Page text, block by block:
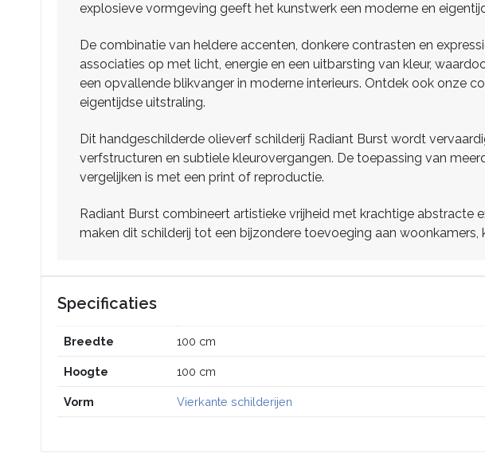
explosieve vormgeving geeft het kunstwerk een moderne en
De combinatie van heldere accenten, donkere contrasten en
associaties op met licht, energie en een uitbarsting van kleur,
een opvallende blikvanger in moderne interieurs. Ontdek ook onze
eigentijdse uitstraling.
Dit handgeschilderde olieverf schilderij Radiant Burst wordt
verfstructuren en subtiele kleurovergangen. De toepassing van
vergelijken is met een print of reproductie.
Radiant Burst combineert artistieke vrijheid met krachtige abstracte
maken dit schilderij tot een bijzondere toevoeging aan
Specificaties
Breedte 100 cm
Hoogte 100 cm
Vorm Vierkante schilderijen